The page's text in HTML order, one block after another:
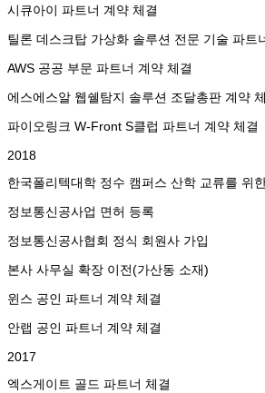
시큐아이 파트너 계약 체결
틸론 데스크탑 가상화 솔루션 전문 기술 파트
AWS 공공 부문 파트너 계약 체결
에스에스알 웹쉘탐지 솔루션 조달총판 계약
파이오링크 W-Front S클럽 파트너 계약 체결
2018
한국폴리텍대학 정수 캠퍼스 산학 교류를 위
정보통신공사업 면허 등록
정보통신공사협회 정식 회원사 가입
본사 사무실 확장 이전(가산동 소재)
윈스 공인 파트너 계약 체결
안랩 공인 파트너 계약 체결
2017
엑스게이트 골드 파트너 체결